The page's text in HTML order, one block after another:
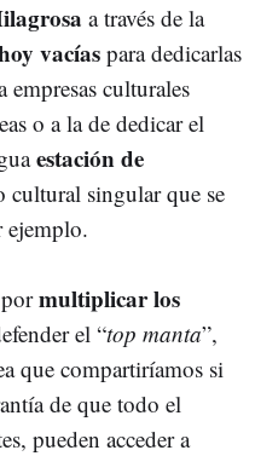
a través de la
vacías para dedicarlas
empresas culturales
o a la de dedicar el
estación de
singular que se
ejemplo.
multiplicar los
el “top manta”,
que compartiríamos si
de que todo el
pueden acceder a